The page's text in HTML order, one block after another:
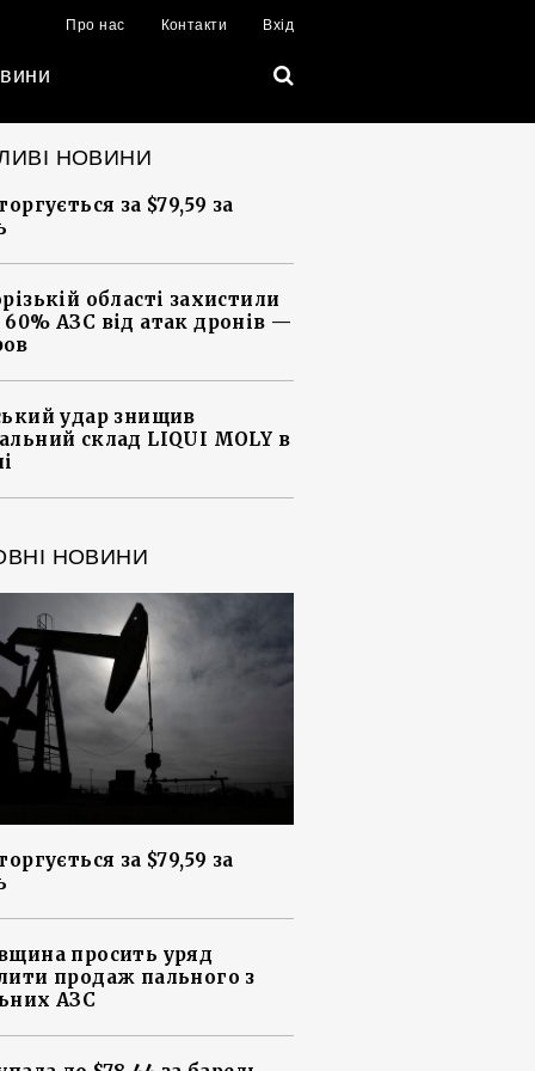
Про нас Контакти Вхід
НОВИНИ
за $79,59 за
області захистили
АЗС від атак дронів —
удар знищив
склад LIQUI MOLY в
НОВИНИ
за $79,59 за
просить уряд
продаж пального з
АЗС